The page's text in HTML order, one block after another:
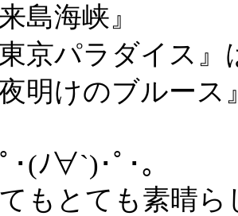
来島海峡』
東京パラダイス
夜明けのブルー
･(ﾉ∀`)･ﾟ･｡
もとても素晴